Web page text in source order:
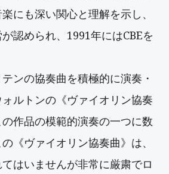
にも深い関心と理解を示し、
認められ、1991年にはCBEを
ンの協奏曲を積極的に演奏・
ルトンの《ヴァイオリン協奏
作品の模範的演奏の一つに数
《ヴァイオリン協奏曲》は、
はいませんが非常に厳粛でロ